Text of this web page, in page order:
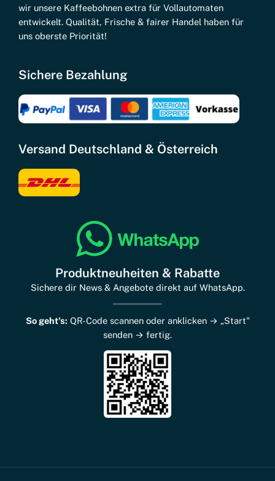
wir unsere Kaffeebohnen extra für Vollautomaten
entwickelt. Qualität, Frische & fairer Handel haben für
uns oberste Priorität!
Sichere Bezahlung
Versand Deutschland & Österreich
Produktneuheiten & Rabatte
Sichere dir News & Angebote direkt auf WhatsApp.
So geht's: QR-Code scannen oder anklicken → „Start"
senden → fertig.